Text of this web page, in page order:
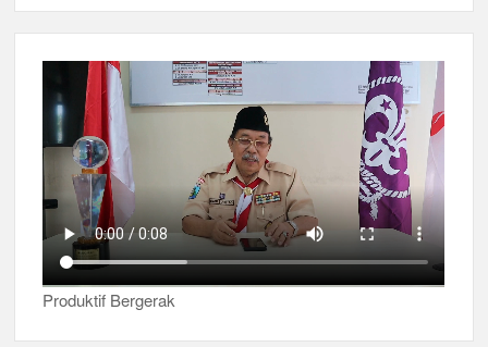
Produktif Bergerak